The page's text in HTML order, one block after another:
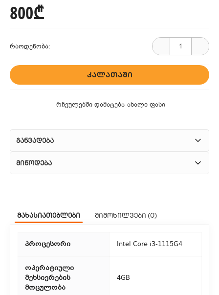
800₾
რაოდენობა:
ᲙᲐᲚᲐᲗᲐᲨᲘ
რჩეულებში დამატება ახალი ფასი
განვადება
მიწოდება
თბილისის მასშტაბით.
აიღოთ თქვენი შეკვეთა ჩვენი ფილიალიდან.
3. საფოსტო მიწოდება
მახასიათებლები მიმოხილვები (0)
პროცესორი Intel Core i3-1115G4
ოპერატიული
მეხსიერების
მოცულობა
4GB